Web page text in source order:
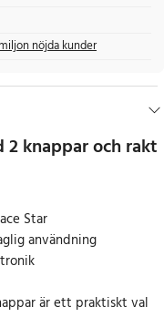
nöjda kunder
knappar och rakt
Star
användning
är ett praktiskt val